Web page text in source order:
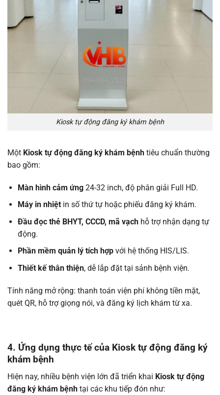
Kiosk tự động đăng ký khám bệnh
Một Kiosk tự động đăng ký khám bệnh tiêu chuẩn thường
bao gồm:
Màn hình cảm ứng24-32 inch, độ phân giải Full HD.
Máy in nhiệtin số thứ tự hoặc phiếu đăng ký khám.
Đầu đọc thẻ BHYT, CCCD, mã vạchhỗ trợ nhận dạng tự
động.
Phần mềm quản lý tích hợpvới hệ thống HIS/LIS.
Thiết kế thân thiện, dễ lắp đặt tại sảnh bệnh viện.
Tính năng mở rộng: thanh toán viện phí không tiền mặt,
quét QR, hỗ trợ giọng nói, và đăng ký lịch khám từ xa.
4. Ứng dụng thực tế của Kiosk tự động đăng ký
khám bệnh
Hiện nay, nhiều bệnh viện lớn đã triển khai Kiosk tự động
đăng ký khám bệnh tại các khu tiếp đón như: